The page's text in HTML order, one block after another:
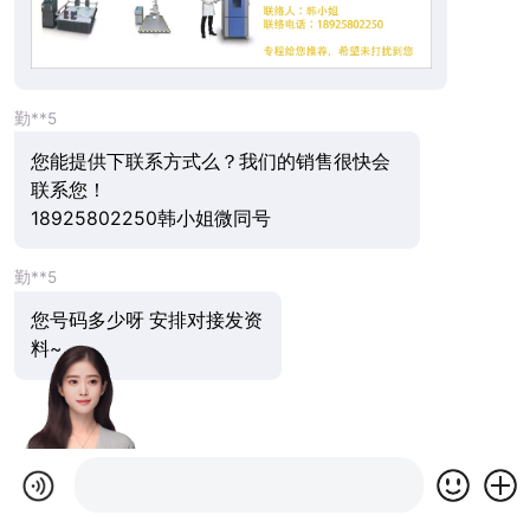
勤**5
您能提供下联系方式么？我们的销售很快会
联系您！
18925802250韩小姐微同号
勤**5
您号码多少呀 安排对接发资
料~